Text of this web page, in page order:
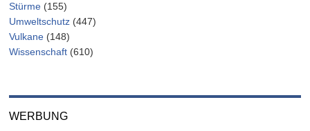
Stürme (155)
Umweltschutz (447)
Vulkane (148)
Wissenschaft (610)
WERBUNG